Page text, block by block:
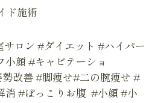
ド施術
ロン #ダイエット #ハイパー
顔 #キャビテーショ
改善 #脚痩せ#二の腕痩せ #
消 #ぽっこりお腹 #小顔 #小